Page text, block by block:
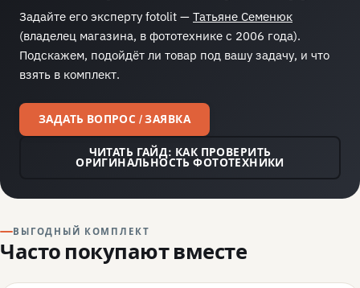
Задайте его эксперту fotolit — Татьяне Семенюк
(владелец магазина, в фототехнике с 2006 года).
Подскажем, подойдёт ли товар под вашу задачу, и что
взять в комплект.
ЗАДАТЬ ВОПРОС / ЗАЯВКА
ЧИТАТЬ ГАЙД: КАК ПРОВЕРИТЬ
ОРИГИНАЛЬНОСТЬ ФОТОТЕХНИКИ
ВЫГОДНЫЙ КОМПЛЕКТ
Часто покупают вместе